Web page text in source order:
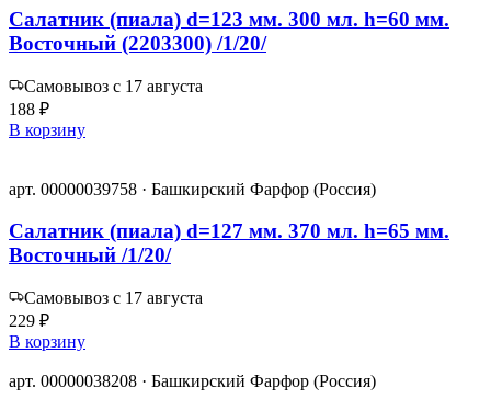
Салатник (пиала) d=123 мм. 300 мл. h=60 мм.
Восточный (2203300) /1/20/
Самовывоз с 17 августа
188 ₽
В корзину
арт. 00000039758 · Башкирский Фарфор (Россия)
Салатник (пиала) d=127 мм. 370 мл. h=65 мм.
Восточный /1/20/
Самовывоз с 17 августа
229 ₽
В корзину
арт. 00000038208 · Башкирский Фарфор (Россия)